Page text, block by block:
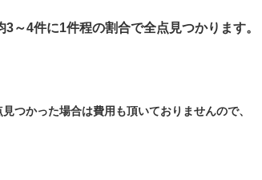
3～4件に1件程の割合で全点見つかります。
見つかった場合は費用も頂いておりませんので、